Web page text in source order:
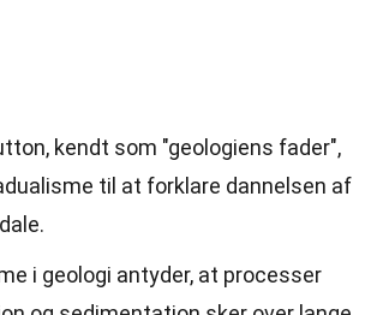
kendt som "geologiens fader",
til at forklare dannelsen af
i geologi antyder, at processer